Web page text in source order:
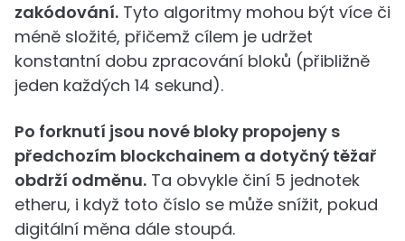
zakódování. Tyto algoritmy mohou být více či
méně složité, přičemž cílem je udržet
konstantní dobu zpracování bloků (přibližně
jeden každých 14 sekund).
Po forknutí jsou nové bloky propojeny s
předchozím blockchainem a dotyčný těžař
obdrží odměnu. Ta obvykle činí 5 jednotek
etheru, i když toto číslo se může snížit, pokud
digitální měna dále stoupá.